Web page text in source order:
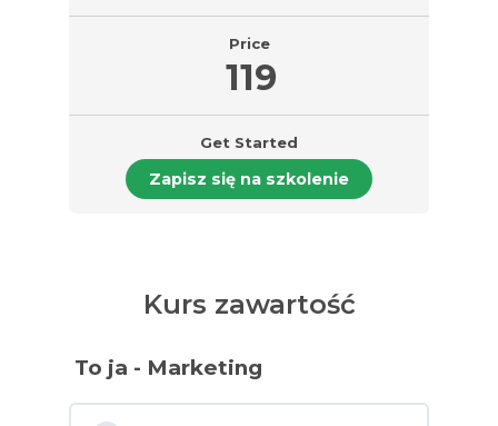
Price
119
Get Started
Zapisz się na szkolenie
Kurs zawartość
To ja - Marketing